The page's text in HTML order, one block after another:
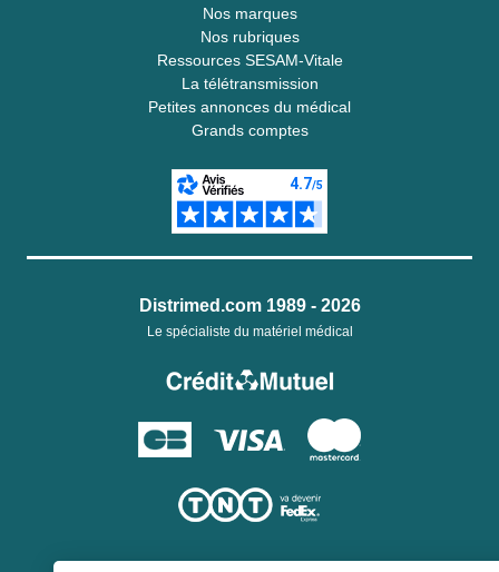
Nos marques
Nos rubriques
Ressources SESAM-Vitale
La télétransmission
Petites annonces du médical
Grands comptes
Distrimed.com 1989 - 2026
Le spécialiste du matériel médical